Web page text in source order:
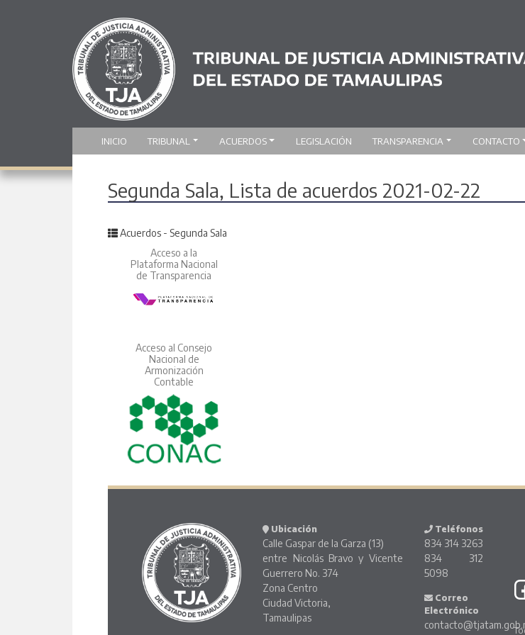
INICIO TRIBUNAL ACUERDOS LEGISLACIÓN TRANSPARENCIA CONTACTO
Segunda Sala, Lista de acuerdos 2021-02-22
Posted in
Acuerdos - Segunda Sala
Acceso a la
Plataforma Nacional
de Transparencia
Acceso al Consejo
Nacional de
Armonización
Contable
Ubicación
Calle Gaspar de la Garza (13)
entre Nicolás Bravo y Vicente
Guerrero No. 374
Zona Centro
Ciudad Victoria,
Tamaulipas
Teléfonos
834 314 3263
834 312
5098
Correo
Electrónico